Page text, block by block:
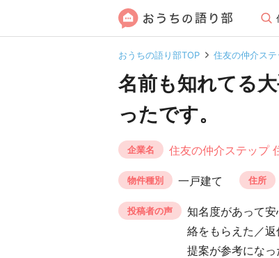
おうちの語り部TOP 住友の仲介ス
名前も知れてる
ったです。
企業名 住友の仲介ステップ
物件種別 一戸建て 住所
投稿者の声
知名度があって
絡をもらえた／
提案が参考にな